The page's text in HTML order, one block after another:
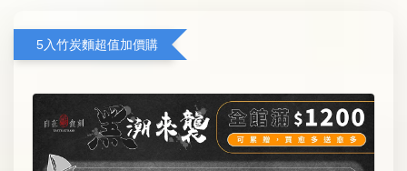
5入竹炭麵超值加價購